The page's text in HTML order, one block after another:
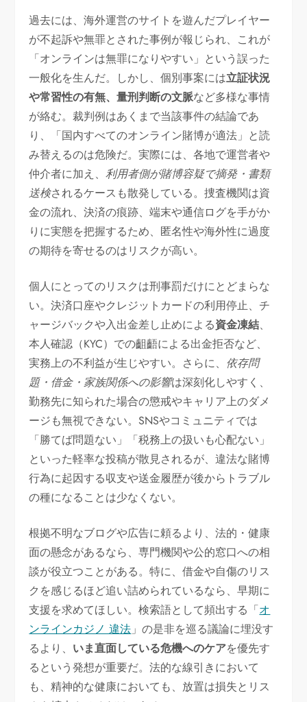
過去には、海外運営のサイトを遊んだプレイヤー
が不起訴や無罪とされた事例が報じられ、これが
「オンラインは無罪になりやすい」という誤った
一般化を生んだ。しかし、個別事案には立証状況
や常習性の有無、量刑判断の文脈など多様な事情
が絡む。裁判例はあくまで当該事件の結論であ
り、「国内すべてのオンライン賭博が適法」と読
み替えるのは危険だ。実際には、各地で運営者や
仲介者に加え、利用者側が賭博容疑で摘発・書類
送検されるケースも散発している。捜査機関は資
金の流れ、決済の痕跡、端末や通信ログを手がか
りに実態を把握するため、匿名性や海外性に過度
の期待を寄せるのはリスクが高い。
個人にとってのリスクは刑事罰だけにとどまらな
い。決済口座やクレジットカードの利用停止、チ
ャージバックや入出金差し止めによる資金凍結、
本人確認（KYC）での齟齬による出金拒否など、
実務上の不利益が生じやすい。さらに、 依存問
題・借金・家族関係への影響は深刻化しやすく、
勤務先に知られた場合の懲戒やキャリア上のダメ
ージも無視できない。SNSやコミュニティでは
「勝てば問題ない」「税務上の扱いも心配ない」
といった軽率な投稿が散見されるが、違法な賭博
行為に起因する収支や送金履歴が後からトラブル
の種になることは少なくない。
根拠不明なブログや広告に頼るより、法的・健康
面の懸念があるなら、専門機関や公的窓口への相
談が役立つことがある。特に、借金や自傷のリス
クを感じるほど追い詰められているなら、早期に
支援を求めてほしい。検索語として頻出する「オ
ンラインカジノ 違法 」の是非を巡る議論に埋没す
るより、 いま直面している危機へのケアを優先す
るという発想が重要だ。法的な線引きにおいて
も、精神的な健康においても、放置は損失とリス